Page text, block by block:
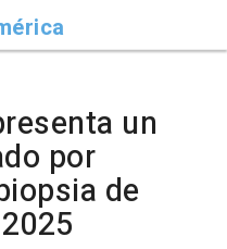
un
por
de